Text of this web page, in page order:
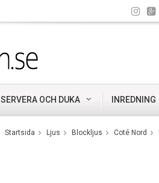
SERVERA OCH DUKA INREDNING
Startsida Ljus Blockljus Coté Nord